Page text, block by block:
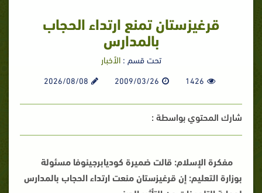
قرغيزستان تمنع ارتداء الحجاب
بالمدارس
تحت قسم :الأخبار
1426
2009/03/26
2026/08/08
شارك المحتوي بواسطة :
مفكرة الإسلام: قالت ضميرة كوديابرجينوفا مسئولة
بوزارة التعليم: إن قرغيزستان منعت ارتداء الحجاب بالمدارس